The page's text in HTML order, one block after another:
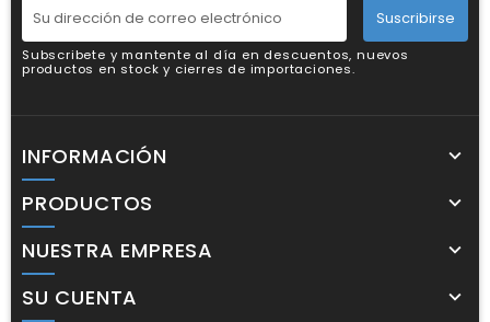
Suscribirse
Subscribete y mantente al día en descuentos, nuevos
productos en stock y cierres de importaciones.
INFORMACIÓN
PRODUCTOS
NUESTRA EMPRESA
SU CUENTA